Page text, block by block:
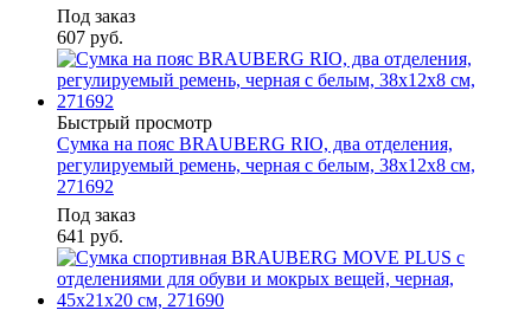
Под заказ
607 руб.
Быстрый просмотр
Сумка на пояс BRAUBERG RIO, два отделения,
регулируемый ремень, черная с белым, 38х12х8 см,
271692
Под заказ
641 руб.